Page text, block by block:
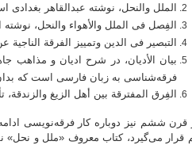
الملل والنحل، نوشته عبدالقاهر بغدادی
الفِصل فی الملل والأهواء والنحل، نوشته
التبصیر فی الدین وتمییز الفرقة
بیان الأدیان، در شرح ادیان و مذاهب
فرقه‌شناسی به زبان فارسی است که
الفِرق المفترقة بین أهل الزیغ والزندقة،
قرن ششم نیز دوباره کار فرقه‌نویسی
قرار می‌گیرد، کتاب معروف «ملل و نحل»